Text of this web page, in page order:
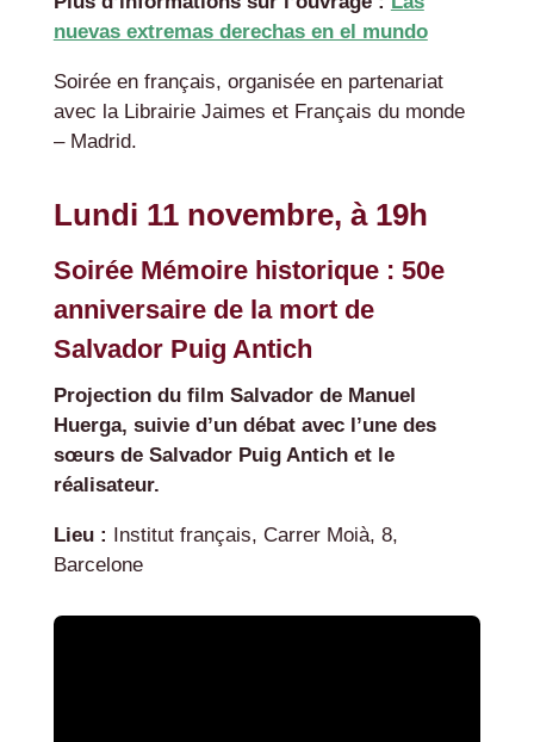
nuevas extremas derechas en el mundo
Soirée en français, organisée en partenariat
avec la Librairie Jaimes et Français du monde
– Madrid.
Lundi 11 novembre, à 19h
Soirée Mémoire historique : 50e
anniversaire de la mort de
Salvador Puig Antich
Projection du film Salvador de Manuel
Huerga, suivie d’un débat avec l’une des
sœurs de Salvador Puig Antich et le
réalisateur.
Lieu :
Institut français, Carrer Moià, 8,
Barcelone